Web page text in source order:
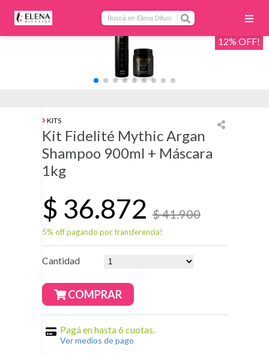
12% OFF!
KITS
Kit Fidelité Mythic Argan
Shampoo 900ml + Máscara
1kg
$ 36.872 $ 41.900
5% off pagando por transferencia!
Cantidad
COMPRAR
Pagá en hasta 6 cuotas.
Ver medios de pago